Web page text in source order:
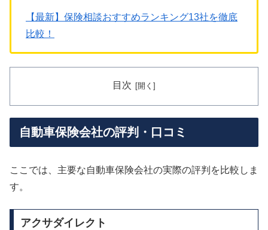
【最新】保険相談おすすめランキング13社を徹底
比較！
目次
自動車保険会社の評判・口コミ
ここでは、主要な自動車保険会社の実際の評判を比較しま
す。
アクサダイレクト